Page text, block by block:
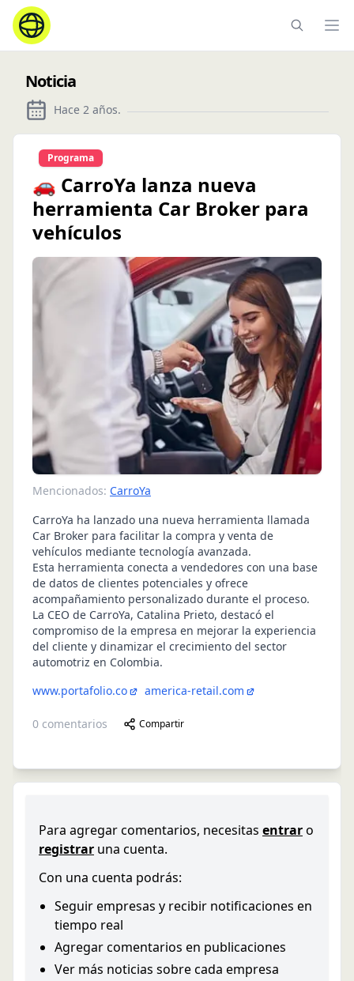
Noticia
Hace 2 años.
Programa
🚗 CarroYa lanza nueva
herramienta Car Broker para
vehículos
Mencionados: CarroYa
CarroYa ha lanzado una nueva herramienta llamada
Car Broker para facilitar la compra y venta de
vehículos mediante tecnología avanzada.
Esta herramienta conecta a vendedores con una base
de datos de clientes potenciales y ofrece
acompañamiento personalizado durante el proceso.
La CEO de CarroYa, Catalina Prieto, destacó el
compromiso de la empresa en mejorar la experiencia
del cliente y dinamizar el crecimiento del sector
automotriz en Colombia.
www.portafolio.co
america-retail.com
0 comentarios Compartir
Para agregar comentarios, necesitas entraro
registrar una cuenta.
Con una cuenta podrás:
Seguir empresas y recibir notificaciones en
tiempo real
Agregar comentarios en publicaciones
Ver más noticias sobre cada empresa